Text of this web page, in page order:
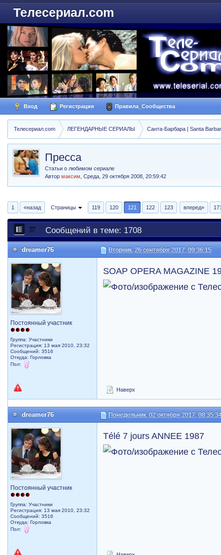
Телесериал.com
Вход Регистрация Правила_Сообщества
Телесериал.com ЛЕГЕНДАРНЫЕ СЕРИАЛЫ Санта-Барбара | Santa
Пресса
Статьи о любимом сериале
Автормаксим ,Среда, 29 октября 2008, 20:59:42
1 «назад Страницы 119 120 121 122 123 вперед»
Сообщений в теме: 1708
dreamer76 Вторник, 26 сентября 2017, 09:36:15
Постоянный участник
Группа: Участники
Регистрация: 13 мая 2010, 23:32
Сообщений: 3516
Откуда: Горловка
Пол:
SOAP OPERA MAGAZINE
Наверх
dreamer76 Понедельник, 02 октября 2017,
Постоянный участник
Группа: Участники
Регистрация: 13 мая 2010, 23:32
Сообщений: 3516
Откуда: Горловка
Пол:
Télé 7 jours ANNEE 1987